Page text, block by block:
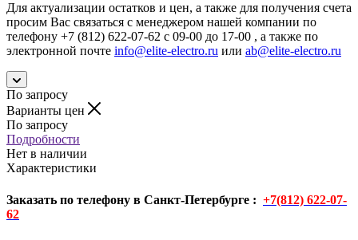
Для актуализации остатков и цен, а также для получения счета
просим Вас связаться с менеджером нашей компании по
телефону +7 (812) 622-07-62 с 09-00 до 17-00 , а также по
электронной почте info@elite-electro.ru или ab@elite-electro.ru
По запросу
Варианты цен
По запросу
Подробности
Нет в наличии
Характеристики
Заказать по телефону в Санкт-Петербурге : +7(812) 622-07-
62